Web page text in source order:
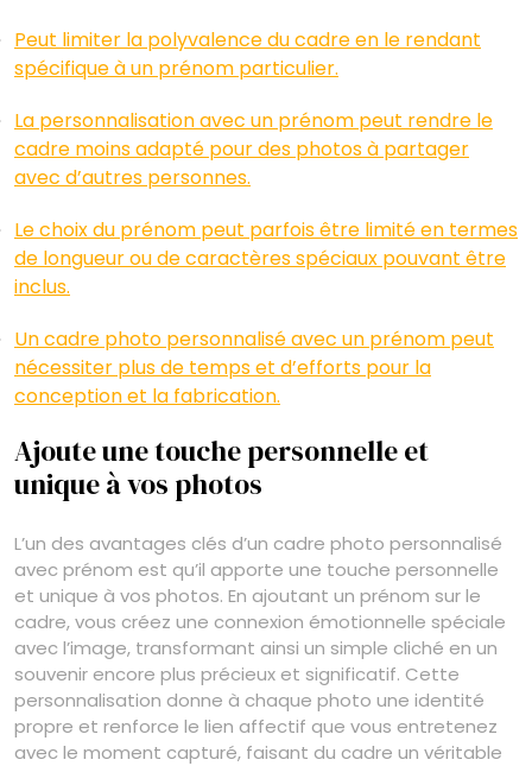
Peut limiter la polyvalence du cadre en le rendant
spécifique à un prénom particulier.
La personnalisation avec un prénom peut rendre le
cadre moins adapté pour des photos à partager
avec d’autres personnes.
Le choix du prénom peut parfois être limité en termes
de longueur ou de caractères spéciaux pouvant être
inclus.
Un cadre photo personnalisé avec un prénom peut
nécessiter plus de temps et d’efforts pour la
conception et la fabrication.
Ajoute une touche personnelle et
unique à vos photos
L’un des avantages clés d’un cadre photo personnalisé
avec prénom est qu’il apporte une touche personnelle
et unique à vos photos. En ajoutant un prénom sur le
cadre, vous créez une connexion émotionnelle spéciale
avec l’image, transformant ainsi un simple cliché en un
souvenir encore plus précieux et significatif. Cette
personnalisation donne à chaque photo une identité
propre et renforce le lien affectif que vous entretenez
avec le moment capturé, faisant du cadre un véritable